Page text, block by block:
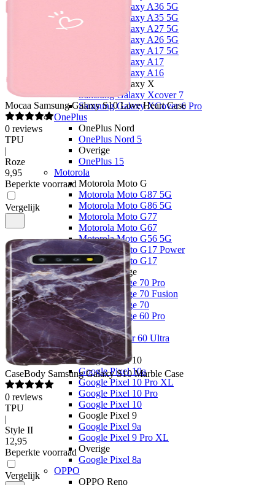
Samsung Galaxy A36 5G
Samsung Galaxy A35 5G
Samsung Galaxy A27 5G
Samsung Galaxy A26 5G
Samsung Galaxy A17 5G
Samsung Galaxy A17
Samsung Galaxy A16
Samsung Galaxy X
Samsung Galaxy Xcover 7
Samsung Galaxy XCover 6 Pro
OnePlus
OnePlus Nord
OnePlus Nord 5
Overige
OnePlus 15
Motorola
Motorola Moto G
Motorola Moto G87 5G
Motorola Moto G86 5G
Motorola Moto G77
Motorola Moto G67
Motorola Moto G56 5G
Motorola Moto G17 Power
Motorola Moto G17
Motorola Edge
Motorola Edge 70 Pro
Motorola Edge 70 Fusion
Motorola Edge 70
Motorola Edge 60 Pro
Overige
Motorola Razr 60 Ultra
Google
Google Pixel 10
Google Pixel 10a
Google Pixel 10 Pro XL
Google Pixel 10 Pro
Google Pixel 10
Google Pixel 9
Google Pixel 9a
Google Pixel 9 Pro XL
Overige
Google Pixel 8a
OPPO
OPPO Reno
Mocaa Samsung Galaxy S10 Love Heart Case
0 reviews
TPU
|
Roze
9,95
Beperkte voorraad
Vergelijk
CaseBody Samsung Galaxy S10 Marble Case
0 reviews
TPU
|
Style II
12,95
Beperkte voorraad
Vergelijk